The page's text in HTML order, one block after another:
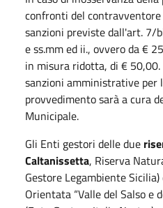
confronti del
sanzioni previste dall'art. 7/
e ss.mm ed ii., ovvero da €
in misura ridotta, di € 50,00.
sanzioni amministrative per
provvedimento sarà a cura
Municipale.
Gli Enti gestori delle due
Caltanissetta, Riserva
Gestore Legambiente
Orientata “Valle del Salso e